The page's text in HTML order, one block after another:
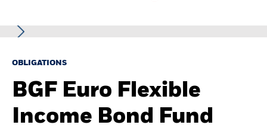
BlackRock
iShares
OBLIGATIONS
BGF Euro Flexible
Income Bond Fund